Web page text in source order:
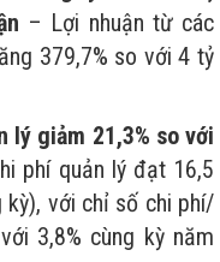
– Lợi nhuận từ các
379,7% so với 4 tỷ
lý giảm 21,3% so với
phí quản lý đạt 16,5
kỳ), với chỉ số chi phí/
3,8% cùng kỳ năm